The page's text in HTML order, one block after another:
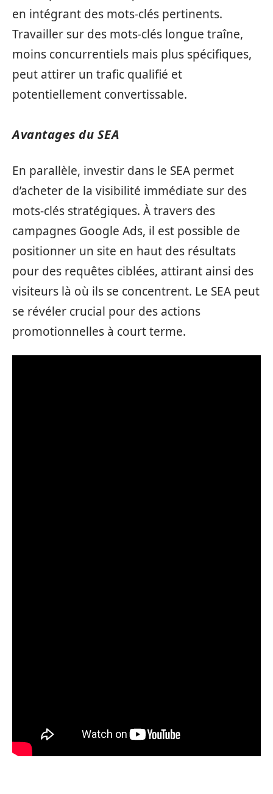
en intégrant des mots-clés pertinents.
Travailler sur des mots-clés longue traîne,
moins concurrentiels mais plus spécifiques,
peut attirer un trafic qualifié et
potentiellement convertissable.
Avantages du SEA
En parallèle, investir dans le SEA permet
d’acheter de la visibilité immédiate sur des
mots-clés stratégiques. À travers des
campagnes Google Ads, il est possible de
positionner un site en haut des résultats
pour des requêtes ciblées, attirant ainsi des
visiteurs là où ils se concentrent. Le SEA peut
se révéler crucial pour des actions
promotionnelles à court terme.